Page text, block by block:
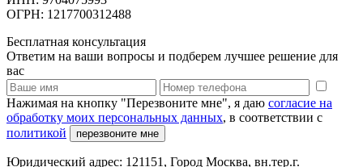
ОГРН: 1217700312488
Бесплатная консультация
Ответим на ваши вопросы и подберем лучшее решение для
вас
Нажимая на кнопку "Перезвоните мне", я даю согласие на
обработку моих персональных данных, в соответствии с
политикой
перезвоните мне
Юридический адрес: 121151, Город Москва, вн.тер.г.